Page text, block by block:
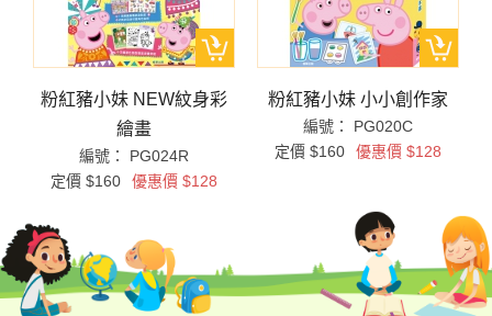
粉紅豬小妹 NEW紋身彩
繪畫
編號： PG024R
定價 $160
優惠價 $128
粉紅豬小妹 小小創作家
編號： PG020C
定價 $160
優惠價 $128